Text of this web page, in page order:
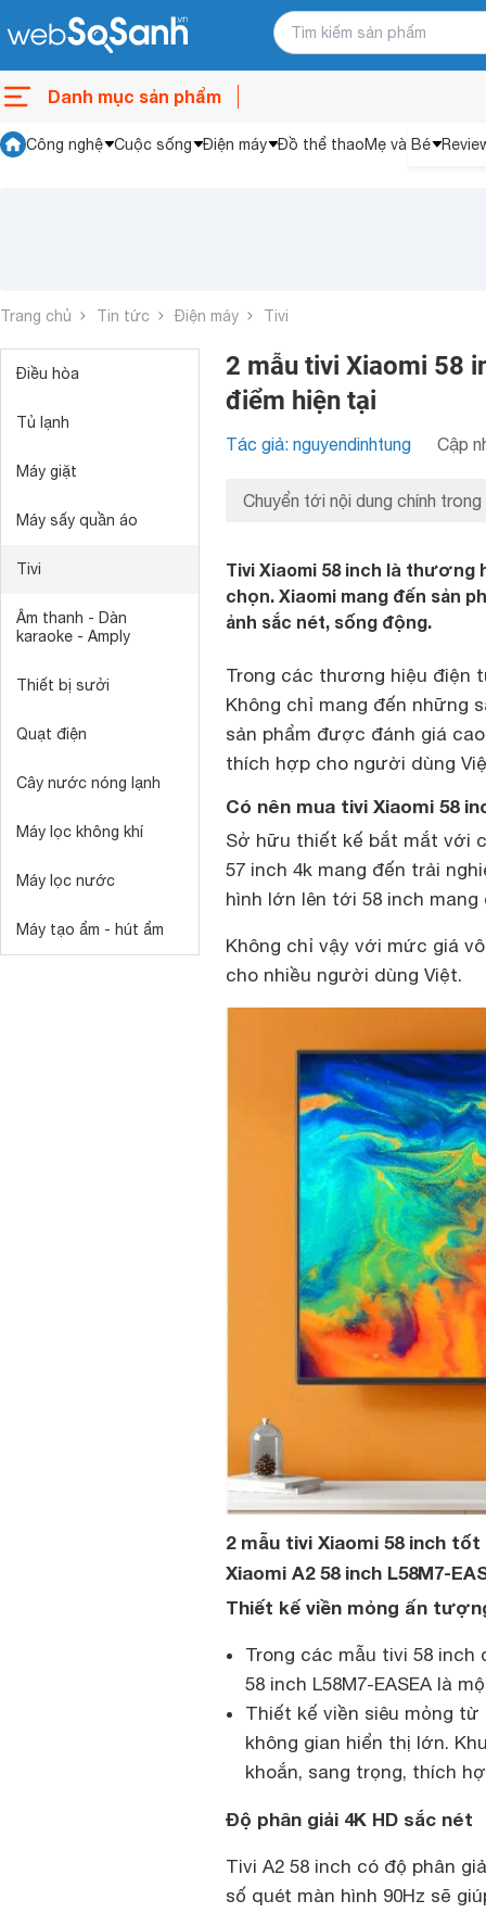
Danh mục sản phẩm
Công nghệ Cuộc sống Điện máy Đồ thể thaoMẹ và Bé
Trang chủ Tin tức Điện máy Tivi
Điều hòa
Tủ lạnh
Máy giặt
Máy sấy quần áo
Tivi
Âm thanh - Dàn
karaoke - Amply
Thiết bị sưởi
Quạt điện
Cây nước nóng lạnh
Máy lọc không khí
Máy lọc nước
Máy tạo ẩm - hút ẩm
2 mẫu tivi Xiaomi 58
điểm hiện tại
Tác giả: nguyendinhtung Cập
Chuyển tới nội dung chính trong
Tivi Xiaomi 58 inch là
chọn. Xiaomi mang đến sản
ảnh sắc nét, sống động.
Trong các thương hiệu điện
Không chỉ mang đến những
sản phẩm được đánh giá
thích hợp cho người dùng
Có nên mua tivi Xiaomi 58
Sở hữu thiết kế bắt mắt với
57 inch 4k mang đến trải
hình lớn lên tới 58 inch
Không chỉ vậy với mức giá
cho nhiều người dùng Việt.
2 mẫu tivi Xiaomi 58 inch
Xiaomi A2 58 inch L58M7-
Thiết kế viền mỏng ấn
Trong các mẫu tivi 58
58 inch L58M7-EASEA là
Thiết kế viền siêu mỏng
không gian hiển thị lớn.
khoắn, sang trọng, thích
Độ phân giải 4K HD sắc nét
Tivi A2 58 inch có độ phân
số quét màn hình 90Hz sẽ